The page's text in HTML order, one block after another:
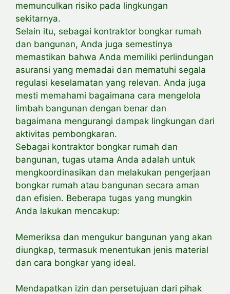
memunculkan risiko pada lingkungan
sekitarnya.
Selain itu, sebagai kontraktor bongkar rumah
dan bangunan, Anda juga semestinya
memastikan bahwa Anda memiliki perlindungan
asuransi yang memadai dan mematuhi segala
regulasi keselamatan yang relevan. Anda juga
mesti memahami bagaimana cara mengelola
limbah bangunan dengan benar dan
bagaimana mengurangi dampak lingkungan dari
aktivitas pembongkaran.
Sebagai kontraktor bongkar rumah dan
bangunan, tugas utama Anda adalah untuk
mengkoordinasikan dan melakukan pengerjaan
bongkar rumah atau bangunan secara aman
dan efisien. Beberapa tugas yang mungkin
Anda lakukan mencakup:
Memeriksa dan mengukur bangunan yang akan
diungkap, termasuk menentukan jenis material
dan cara bongkar yang ideal.
Mendapatkan izin dan persetujuan dari pihak